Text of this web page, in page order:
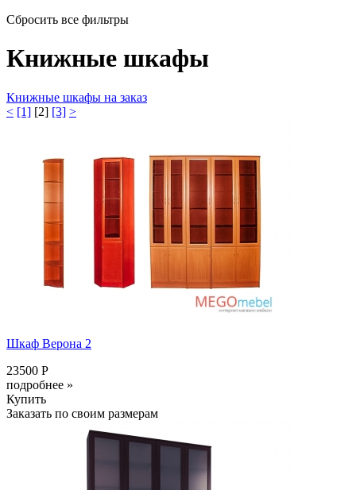
Сбросить все фильтры
Книжные шкафы
Книжные шкафы на заказ
< [1] [2] [3] >
Шкаф Верона 2
23500 Р
подробнее »
Купить
Заказать по своим размерам